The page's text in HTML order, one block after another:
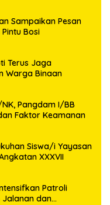
Sampaikan Pesan
Bosi
Terus Jaga
Warga Binaan
Pangdam I/BB
Faktor Keamanan
Siswa/i Yayasan
XXXVII
Patroli
Jalanan dan